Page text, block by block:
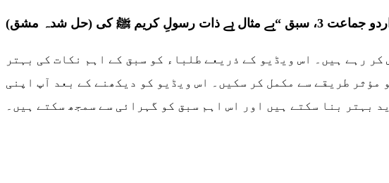
اردو جماعت 3، سبق “بے مثال ہے ذات رسولِ کریم ﷺ کی (حل شدہ مشق)
حل پیش کر رہے ہیں۔ اس ویڈیو کے ذریعے طلباء کو سبق کے اہم نکات کی بہتر
طریقے سے مکمل کر سکیں۔ اس ویڈیو کو دیکھنے کے بعد آپ اپنی
بہتر بنا سکتے ہیں اور اس اہم سبق کو گہرائی سے سمجھ سکتے ہیں۔